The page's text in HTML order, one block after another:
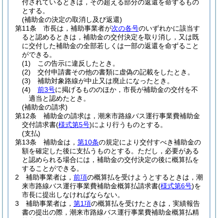
付されているときは，その超える部分の返還を命ずるもの
とする。
(補助金の決定の取消し及び返還)
第11条
市長は，補助事業者が次の各号のいずれかに該当す
ると認めるときは，補助金の交付決定を取り消し，又は既
に交付した補助金の全部若しくは一部の返還を命ずること
ができる。
(1)
この告示に違反したとき。
(2)
交付申請書その他の書類に虚偽の記載をしたとき。
(3)
補助対象路線が中止又は廃止になったとき。
(4)
前3号に掲げるもののほか，市長が補助金の交付を不
適当と認めたとき。
(補助金の請求)
第12条
補助金の請求は，潮来市路線バス運行事業費補助金
交付請求書(様式第5号)により行うものとする。
(支払)
第13条
補助金は， 第10条の規定により交付すべき補助金の
額を確定した後に支払うものとする。 ただし，必要がある
と認められる場合には，補助金の交付決定の後に概算払を
することができる。
2
補助事業者は， 前項の概算払を受けようとするときは，潮
来市路線バス運行事業費補助金概算払請求書(様式第6号)を
市長に提出しなければならない。
3
補助事業者は， 第1項の概算払を受けたときは，実績報告
書の提出の際，潮来市路線バス運行事業費補助金概算払精